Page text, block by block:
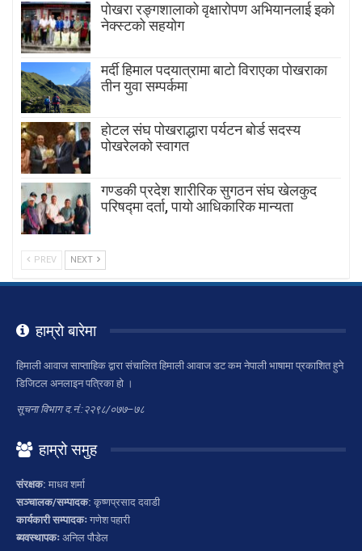
पोखरा रङ्गशालाको वृक्षारोपण अभियानलाई इको
नेक्स्टको सहयोग
मर्दी हिमाल पदयात्रामा बाटाे विराएका पाेखराका
तीन युवा सम्पर्कमा
होटल संघ पोखराद्धारा पर्यटन बोर्ड सदस्य
पोखरेलको स्वागत
गण्डकी प्रदेश शारीरिक सुगठन संघ खेलकुद
परिषद्मा दर्ता, पायाे आधिकारिक मान्यता
PREV NEXT
हाम्रो बारेमा
हिमाली आवाज साप्ताहिक द्वारा संचालित हिमाली आवाज डट कम नेपाली भाषामा प्रकाशित हुने
डिजिटल अनलाइन पत्रिका हो ।
सूचना विभाग द.नं.:२२९८/०७७–७८
हाम्रो समुह
संरक्षक: माधव शर्मा
सञ्चालक/सम्पादक: कृष्णप्रसाद दवाडी
कार्यकारी सम्पादकः गणेश पहारी
ब्यवस्थापकः अनिल पौडेल